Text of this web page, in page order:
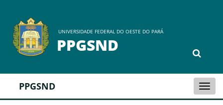
UNIVERSIDADE FEDERAL DO OESTE DO PARÁ
PPGSND
PPGSND